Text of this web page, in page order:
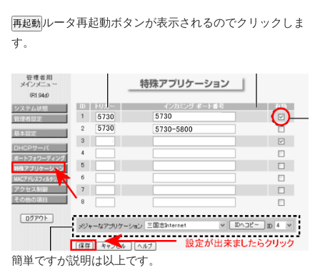
ルータ再起動ボタンが表示されるのでクリックしま
す。
簡単ですが説明は以上です。